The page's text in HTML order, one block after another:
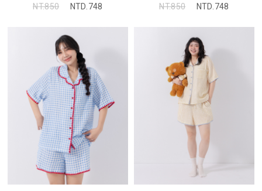
NT.850
NTD.748
NT.850
NTD.748